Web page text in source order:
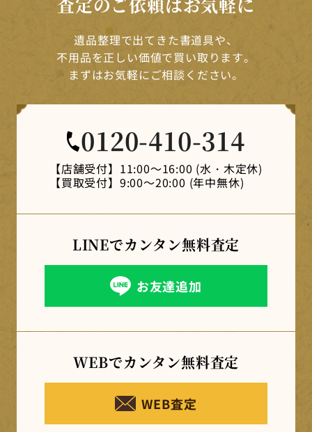
遺品整理で出てきた書道具や、
不用品を正しい価値で買い取ります。
まずはお気軽にご相談ください。
0120-410-314
【店舗受付】 11:00～16:00 (水・木定休)
【買取受付】 9:00～20:00 (年中無休)
LINEでカンタン無料査定
お友達追加
WEBでカンタン無料査定
WEB査定